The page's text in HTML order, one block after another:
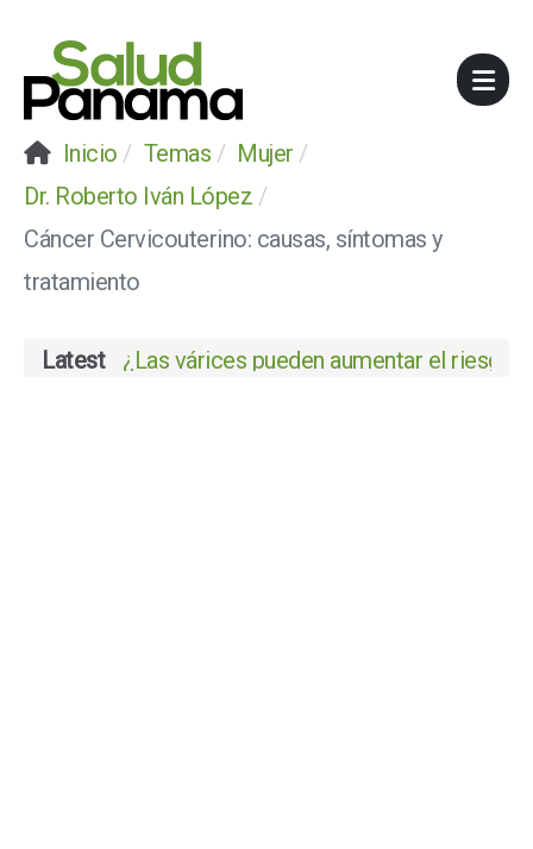
Inicio Temas
Mujer
Dr. Roberto Iván López
Cáncer Cervicouterino: causas, síntomas y
tratamiento
Latest ¿Las várices pueden aumentar el riesgo